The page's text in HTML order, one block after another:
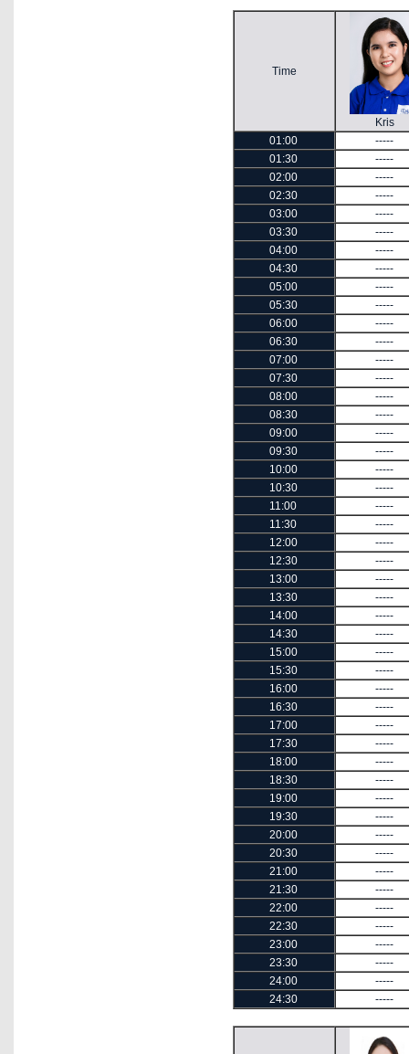
Time
Kris
01:00
-----
01:30
-----
02:00
-----
02:30
-----
03:00
-----
03:30
-----
04:00
-----
04:30
-----
05:00
-----
05:30
-----
06:00
-----
06:30
-----
07:00
-----
07:30
-----
08:00
-----
08:30
-----
09:00
-----
09:30
-----
10:00
-----
10:30
-----
11:00
-----
11:30
-----
12:00
-----
12:30
-----
13:00
-----
13:30
-----
14:00
-----
14:30
-----
15:00
-----
15:30
-----
16:00
-----
16:30
-----
17:00
-----
17:30
-----
18:00
-----
18:30
-----
19:00
-----
19:30
-----
20:00
-----
20:30
-----
21:00
-----
21:30
-----
22:00
-----
22:30
-----
23:00
-----
23:30
-----
24:00
-----
24:30
-----